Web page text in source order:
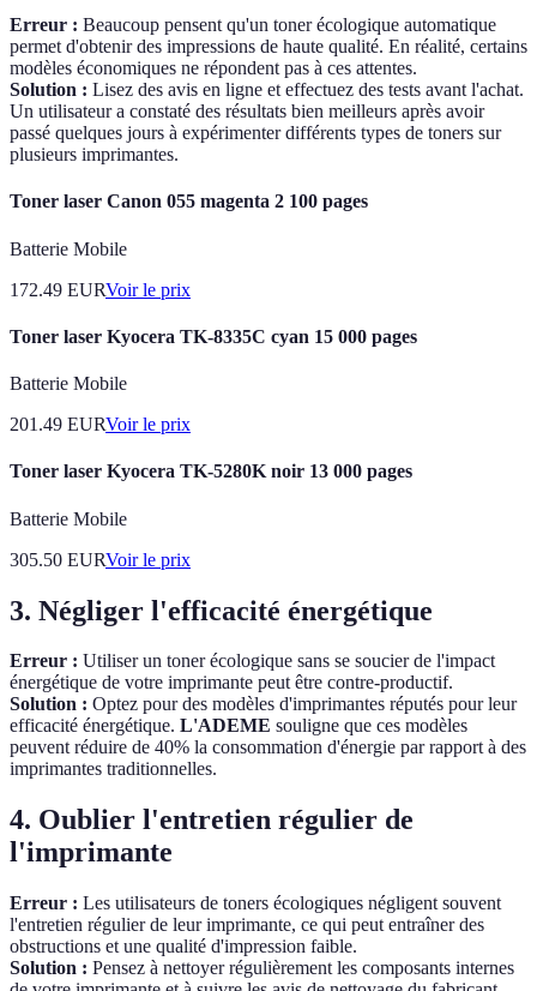
Erreur : Beaucoup pensent qu'un toner écologique automatique
permet d'obtenir des impressions de haute qualité. En réalité, certains
modèles économiques ne répondent pas à ces attentes.
Solution : Lisez des avis en ligne et effectuez des tests avant l'achat.
Un utilisateur a constaté des résultats bien meilleurs après avoir
passé quelques jours à expérimenter différents types de toners sur
plusieurs imprimantes.
Toner laser Canon 055 magenta 2 100 pages
Batterie Mobile
172.49 EURVoir le prix
Toner laser Kyocera TK-8335C cyan 15 000 pages
Batterie Mobile
201.49 EURVoir le prix
Toner laser Kyocera TK-5280K noir 13 000 pages
Batterie Mobile
305.50 EURVoir le prix
3. Négliger l'efficacité énergétique
Erreur : Utiliser un toner écologique sans se soucier de l'impact
énergétique de votre imprimante peut être contre-productif.
Solution : Optez pour des modèles d'imprimantes réputés pour leur
efficacité énergétique. L'ADEME souligne que ces modèles
peuvent réduire de 40% la consommation d'énergie par rapport à des
imprimantes traditionnelles.
4. Oublier l'entretien régulier de
l'imprimante
Erreur : Les utilisateurs de toners écologiques négligent souvent
l'entretien régulier de leur imprimante, ce qui peut entraîner des
obstructions et une qualité d'impression faible.
Solution : Pensez à nettoyer régulièrement les composants internes